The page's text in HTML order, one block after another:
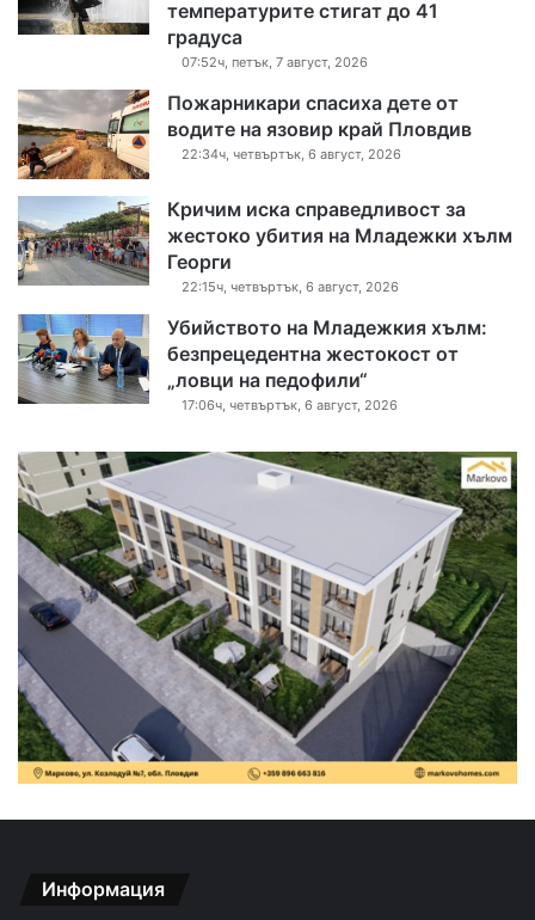
температурите стигат до 41
градуса
07:52ч, петък, 7 август, 2026
Пожарникари спасиха дете от
водите на язовир край Пловдив
22:34ч, четвъртък, 6 август, 2026
Кричим иска справедливост за
жестоко убития на Младежки хълм
Георги
22:15ч, четвъртък, 6 август, 2026
Убийството на Младежкия хълм:
безпрецедентна жестокост от
„ловци на педофили“
17:06ч, четвъртък, 6 август, 2026
Информация